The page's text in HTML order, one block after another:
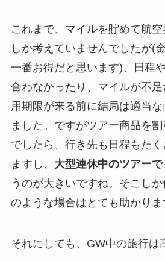
これまで、マイルを貯めて航
しか考えていませんでしたが(
一番お得だと思います)、日程
合わなかったり、マイルが不足
用期限が来る前に結局は適当
ました。ですがツアー商品を
でしたら、行き先も日程もた
ますし、 大型連休中のツアー
うのが大きいですね。そこし
のような場合はとても助かりま
それにしても、GW中の旅行は